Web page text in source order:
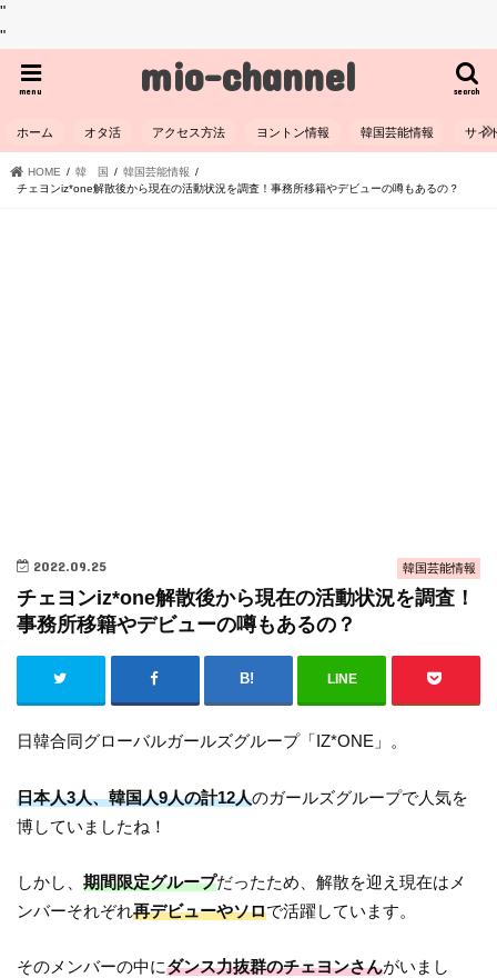
"
"
mio-channel search
menu
ホーム オタ活 アクセス方法 ヨントン情報 韓国芸能情報 サイ
HOME 韓 国
韓国芸能情報
チェヨンiz*one解散後から現在の活動状況を調査！事務所移籍やデビューの噂もあるの？
韓国芸能情報
2022.09.25
チェヨンiz*one解散後から現在の活動状況を調査！
事務所移籍やデビューの噂もあるの？
LINE
日韓合同グローバルガールズグループ「IZ*ONE」。
日本人3人、韓国人9人の計12人のガールズグループで人気を
博していましたね！
しかし、期間限定グループだったため、解散を迎え現在はメ
ンバーそれぞれ再デビューやソロで活躍しています。
そのメンバーの中にダンス力抜群のチェヨンさんがいまし